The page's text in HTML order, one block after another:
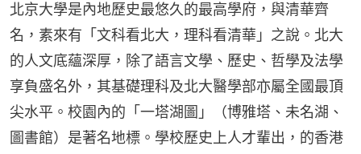
北京大學是內地歷史最悠久的最高學府，與清華齊
名，素來有「文科看北大，理科看清華」之說。北大
的人文底蘊深厚，除了語言文學、歷史、哲學及法學
享負盛名外，其基礎理科及北大醫學部亦屬全國最頂
尖水平。校園內的「一塔湖圖」（博雅塔、未名湖、
圖書館）是著名地標。學校歷史上人才輩出，的香港